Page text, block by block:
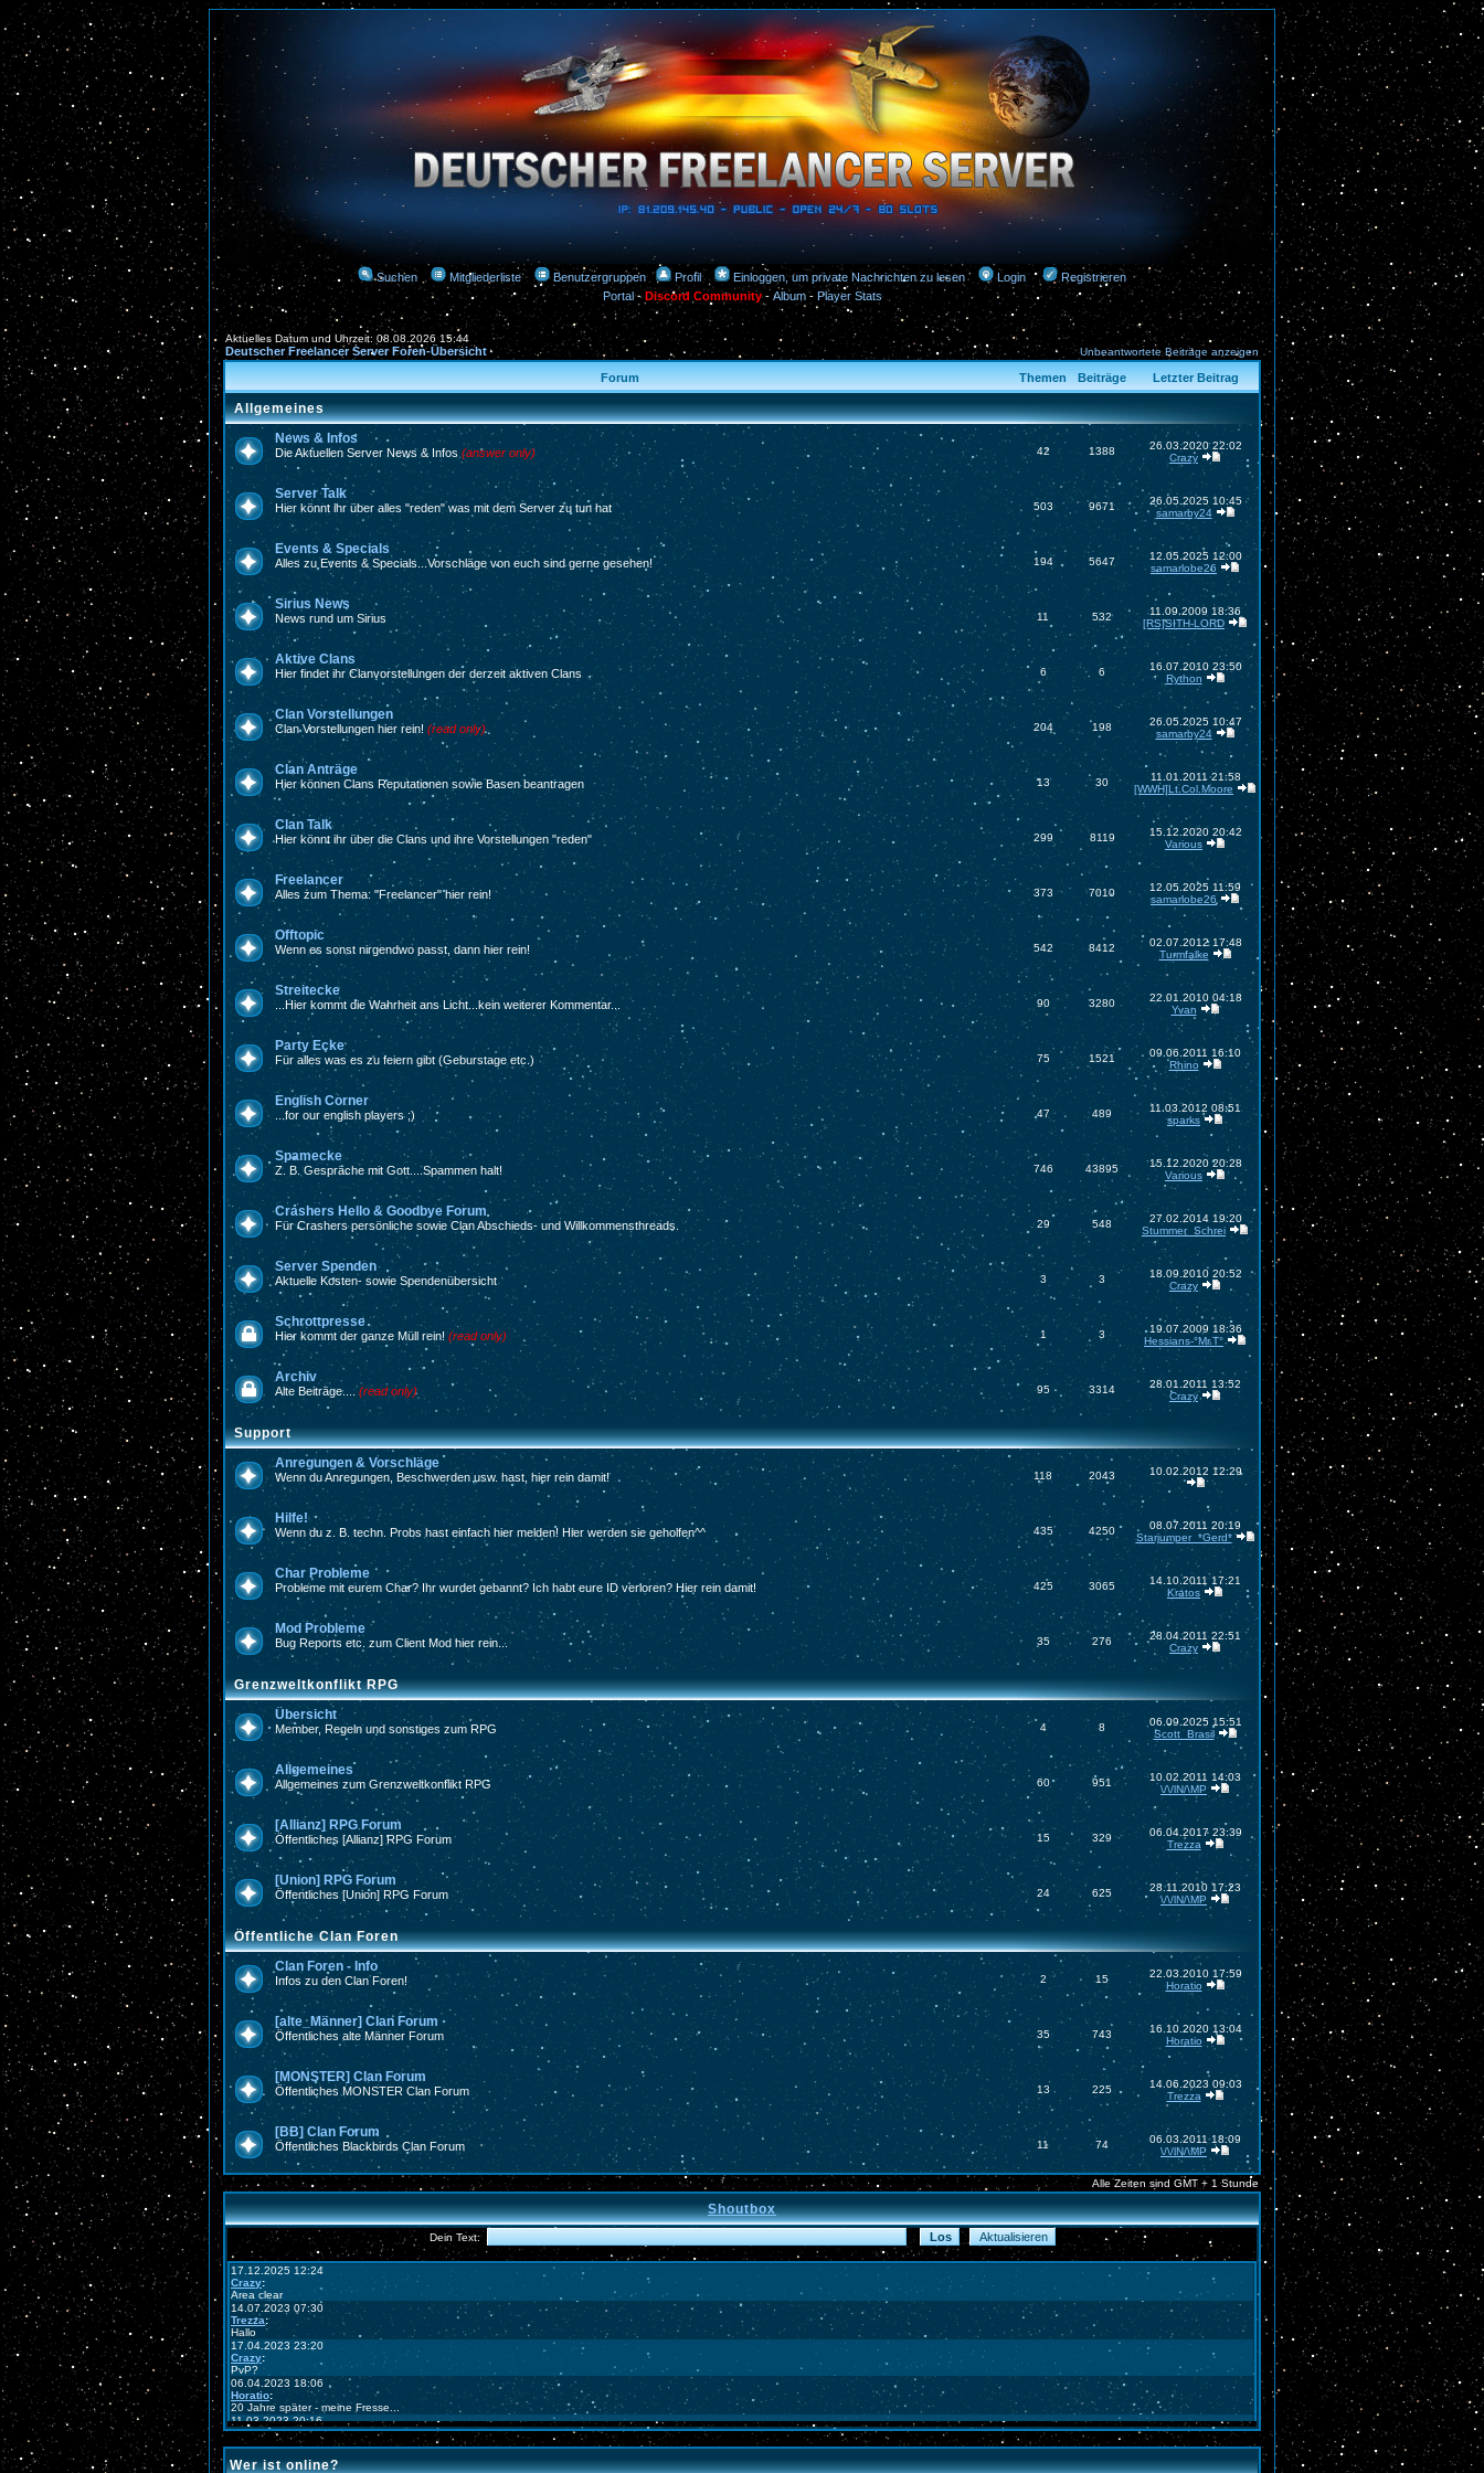
Suchen Mitgliederliste Benutzergruppen Profil Einloggen, um private Nachrichten zu lesen Login
Registrieren
Portal-Discord Community- Album- Player Stats
Aktuelles Datum und Uhrzeit: 08.08.2026 15:44
Deutscher Freelancer Server Foren-Übersicht Unbeantwortete Beiträge anzeigen
Forum Themen Beiträge Letzter Beitrag
Allgemeines
News & Infos
Die Aktuellen Server News & Infos (answer only) 42 1388
26.03.2020 22:02
Crazy
Server Talk
Hier könnt ihr über alles "reden" was mit dem Server zu tun hat 503 9671
26.05.2025 10:45
samarby24
Events & Specials
Alles zu Events & Specials...Vorschläge von euch sind gerne gesehen! 194 5647
12.05.2025 12:00
samarlobe26
Sirius News
News rund um Sirius 11 532
11.09.2009 18:36
[RS]SITH-LORD
Aktive Clans
Hier findet ihr Clanvorstellungen der derzeit aktiven Clans 6 6
16.07.2010 23:50
Rython
Clan Vorstellungen
Clan Vorstellungen hier rein! (read only) 204 198
26.05.2025 10:47
samarby24
Clan Anträge
Hier können Clans Reputationen sowie Basen beantragen 13 30
11.01.2011 21:58
[WWH]Lt.Col.Moore
Clan Talk
Hier könnt ihr über die Clans und ihre Vorstellungen "reden" 299 8119
15.12.2020 20:42
Various
Freelancer
Alles zum Thema: "Freelancer" hier rein! 373 7010
12.05.2025 11:59
samarlobe26
Offtopic
Wenn es sonst nirgendwo passt, dann hier rein! 542 8412
02.07.2012 17:48
Turmfalke
Streitecke
...Hier kommt die Wahrheit ans Licht...kein weiterer Kommentar... 90 3280
22.01.2010 04:18
Yvan
Party Ecke
Für alles was es zu feiern gibt (Geburstage etc.) 75 1521
09.06.2011 16:10
Rhino
English Corner
...for our english players ;) 47 489
11.03.2012 08:51
sparks
Spamecke
Z. B. Gespräche mit Gott....Spammen halt! 746 43895
15.12.2020 20:28
Various
Crashers Hello & Goodbye Forum
Für Crashers persönliche sowie Clan Abschieds- und Willkommensthreads. 29 548
27.02.2014 19:20
Stummer_Schrei
Server Spenden
Aktuelle Kosten- sowie Spendenübersicht 3 3
18.09.2010 20:52
Crazy
Schrottpresse
Hier kommt der ganze Müll rein! (read only) 1 3
19.07.2009 18:36
Hessians-°Mr.T°
Archiv
Alte Beiträge....(read only) 95 3314
28.01.2011 13:52
Crazy
Support
Anregungen & Vorschläge
Wenn du Anregungen, Beschwerden usw. hast, hier rein damit! 118 2043 10.02.2012 12:29
Hilfe!
Wenn du z. B. techn. Probs hast einfach hier melden! Hier werden sie geholfen^^ 435 4250
08.07.2011 20:19
Starjumper_*Gerd*
Char Probleme
Probleme mit eurem Char? Ihr wurdet gebannt? Ich habt eure ID verloren? Hier rein damit! 425 3065
14.10.2011 17:21
Kratos
Mod Probleme
Bug Reports etc. zum Client Mod hier rein... 35 276
28.04.2011 22:51
Crazy
Grenzweltkonflikt RPG
Übersicht
Member, Regeln und sonstiges zum RPG 4 8
06.09.2025 15:51
Scott_Brasil
Allgemeines
Allgemeines zum Grenzweltkonflikt RPG 60 951
10.02.2011 14:03
\/\/lN/\MP
[Allianz] RPG Forum
Öffentliches [Allianz] RPG Forum 15 329
06.04.2017 23:39
Trezza
[Union] RPG Forum
Öffentliches [Union] RPG Forum 24 625
28.11.2010 17:23
\/\/lN/\MP
Öffentliche Clan Foren
Clan Foren - Info
Infos zu den Clan Foren! 2 15
22.03.2010 17:59
Horatio
[alte_Männer] Clan Forum
Öffentliches alte Männer Forum 35 743
16.10.2020 13:04
Horatio
[MONSTER] Clan Forum
Öffentliches MONSTER Clan Forum 13 225
14.06.2023 09:03
Trezza
[BB] Clan Forum
Öffentliches Blackbirds Clan Forum 11 74
06.03.2011 18:09
\/\/lN/\MP
Alle Zeiten sind GMT + 1 Stunde
Shoutbox
Wer ist online?